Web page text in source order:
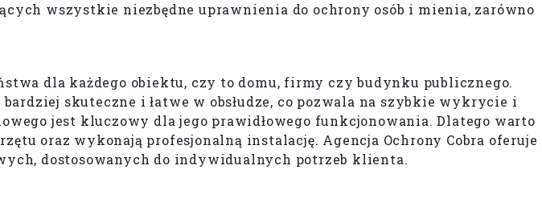
wszystkie niezbędne uprawnienia do ochrony osób i mienia, zarówno
dla każdego obiektu, czy to domu, firmy czy budynku publicznego.
skuteczne i łatwe w obsłudze, co pozwala na szybkie wykrycie i
jest kluczowy dla jego prawidłowego funkcjonowania. Dlatego warto
oraz wykonają profesjonalną instalację. Agencja Ochrony Cobra oferuje
dostosowanych do indywidualnych potrzeb klienta.